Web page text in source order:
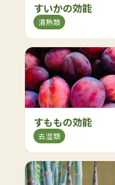
すいかの効能
清熱類
すももの効能
去湿類